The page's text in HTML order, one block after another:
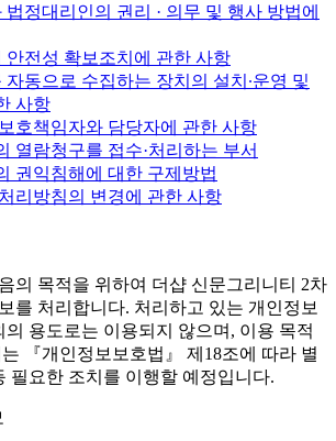
법정대리인의 권리 · 의무 및 행사 방법에
안전성 확보조치에 관한 사항
자동으로 수집하는 장치의 설치∙운영 및
사항
호책임자와 담당자에 관한 사항
열람청구를 접수·처리하는 부서
권익침해에 대한 구제방법
리방침의 변경에 관한 사항
의 목적을 위하여 더샵 신문그리니티 2차
를 처리합니다. 처리하고 있는 개인정보
의 용도로는 이용되지 않으며, 이용 목적
『개인정보보호법』 제18조에 따라 별
필요한 조치를 이행할 예정입니다.